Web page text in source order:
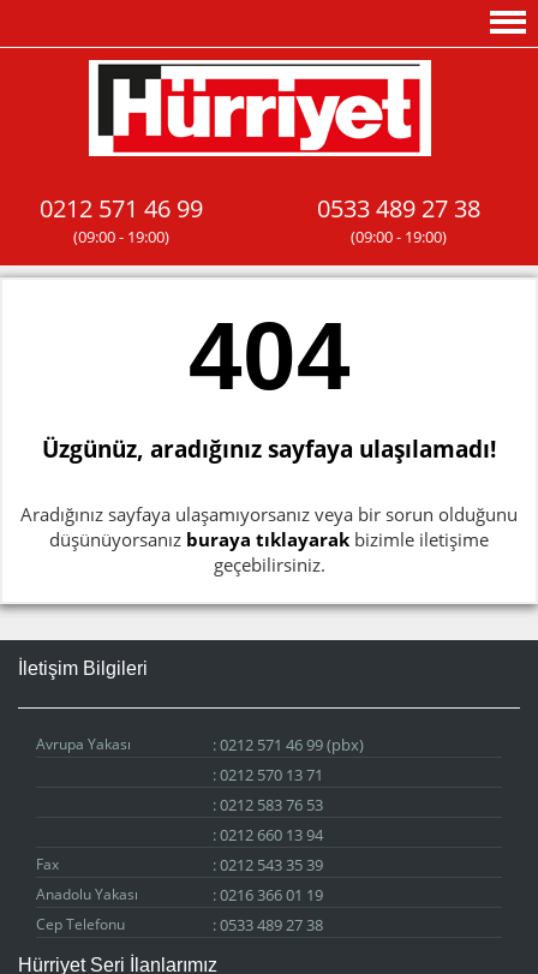
0212 571 46 99
(09:00 - 19:00)
0533 489 27 38
(09:00 - 19:00)
404
Üzgünüz, aradığınız sayfaya ulaşılamadı!
Aradığınız sayfaya ulaşamıyorsanız veya bir sorun olduğunu
düşünüyorsanız buraya tıklayarak bizimle iletişime
geçebilirsiniz.
İletişim Bilgileri
Avrupa Yakası :0212 571 46 99 (pbx)
:0212 570 13 71
:0212 583 76 53
:0212 660 13 94
Fax :0212 543 35 39
Anadolu Yakası :0216 366 01 19
Cep Telefonu :0533 489 27 38
Hürriyet Seri İlanlarımız